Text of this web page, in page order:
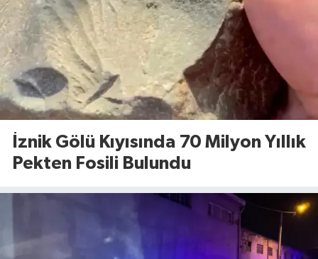
İznik Gölü Kıyısında 70 Milyon Yıllık
Pekten Fosili Bulundu